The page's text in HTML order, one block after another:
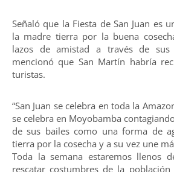
Señaló que la Fiesta de San Juan es
la madre tierra por la buena
lazos de amistad a través de sus
mencionó que San Martín habría
turistas.
“San Juan se celebra en toda la
se celebra en Moyobamba
de sus bailes como una forma de
tierra por la cosecha y a su vez une
Toda la semana estaremos llenos
rescatar costumbres de la